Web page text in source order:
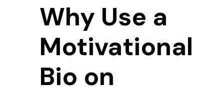
Why Use a
Motivational
Bio on